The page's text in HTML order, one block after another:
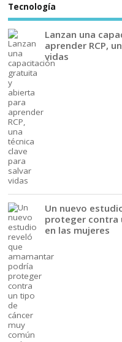
Tecnología
Lanzan una
aprender RCP,
vidas
Un nuevo
proteger contra
en las mujeres